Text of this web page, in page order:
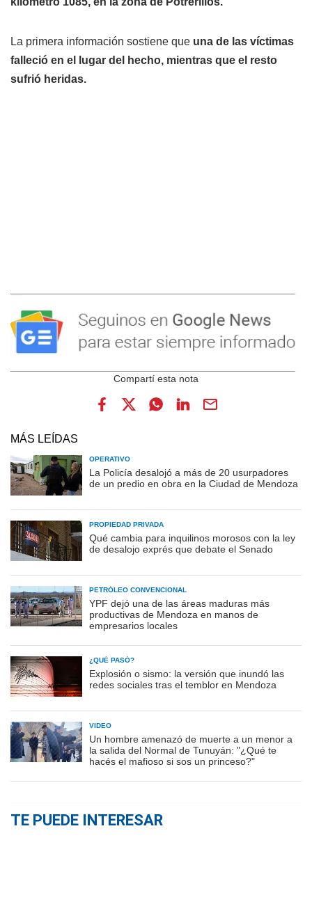
La primera información sostiene que una de las víctimas
falleció en el lugar del hecho, mientras que el resto
sufrió heridas.
MÁS LEÍDAS
OPERATIVO
La Policía desalojó a más de 20 usurpadores
de un predio en obra en la Ciudad de Mendoza
PROPIEDAD PRIVADA
Qué cambia para inquilinos morosos con la ley
de desalojo exprés que debate el Senado
PETRÓLEO CONVENCIONAL
YPF dejó una de las áreas maduras más
productivas de Mendoza en manos de
empresarios locales
¿QUÉ PASÓ?
Explosión o sismo: la versión que inundó las
redes sociales tras el temblor en Mendoza
VIDEO
Un hombre amenazó de muerte a un menor a
la salida del Normal de Tunuyán: "¿Qué te
hacés el mafioso si sos un princeso?"
TE PUEDE INTERESAR